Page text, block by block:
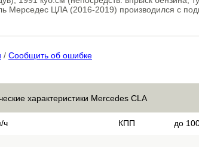
Мерседес ЦЛА (2016-2019) производился с
/ Сообщить об ошибке
характеристики Mercedes CLA
ч КПП до